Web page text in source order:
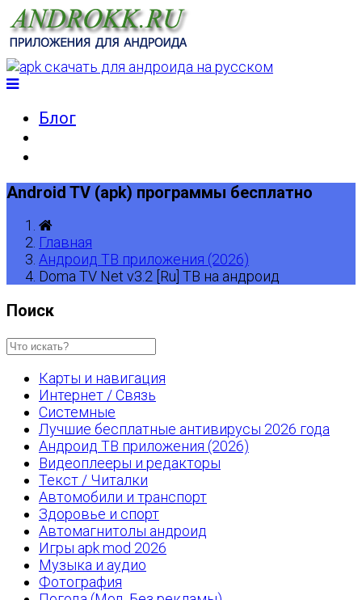
Блог
Android TV (apk) программы бесплатно
Главная
Андроид ТВ приложения (2026)
Doma TV Net v3.2 [Ru] ТВ на андроид
Поиск
Карты и навигация
Интернет / Связь
Системные
Лучшие бесплатные антивирусы 2026 года
Андроид ТВ приложения (2026)
Видеоплееры и редакторы
Текст / Читалки
Автомобили и транспорт
Здоровье и спорт
Автомагнитолы андроид
Игры apk mod 2026
Музыка и аудио
Фотография